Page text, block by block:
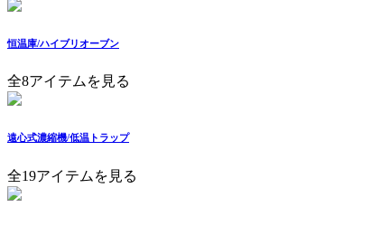
恒温庫/ハイブリオーブン
全8アイテムを見る
遠心式濃縮機/低温トラップ
全19アイテムを見る